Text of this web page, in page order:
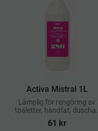
Activa Mistral 1L
Lämplig för rengöring av
toaletter, handfat, duschar,
badkar och övriga
våtutrymmen
61 kr